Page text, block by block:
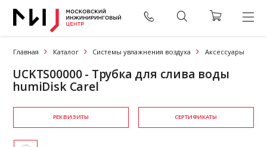
Главная Каталог Системы увлажнения воздуха Аксессуары
UCKTS00000 - Трубка для слива воды
humiDisk Carel
РЕКВИЗИТЫ СЕРТИФИКАТЫ